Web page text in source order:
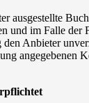
ausgestellte
und im Falle der
den Anbieter
angegebenen